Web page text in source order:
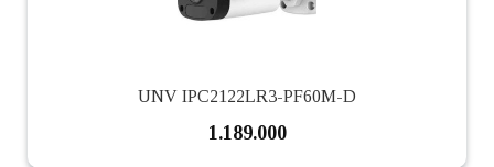
UNV IPC2122LR3-PF60M-D
1.189.000